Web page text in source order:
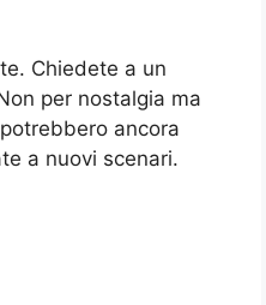
Chiedete a un
per nostalgia ma
ancora
a nuovi scenari.